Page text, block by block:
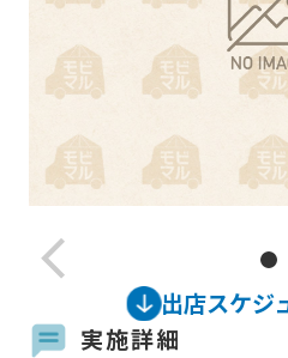
arrow_back_ios_new
出店スケジ
実施詳細